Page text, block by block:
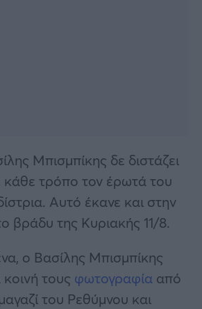
Μπισμπίκης δε διστάζει
κάθε τρόπο τον έρωτά του
Αυτό έκανε και στην
βράδυ της Κυριακής 11/8.
ο Βασίλης Μπισμπίκης
τους φωτογραφία από
του Ρεθύμνου και